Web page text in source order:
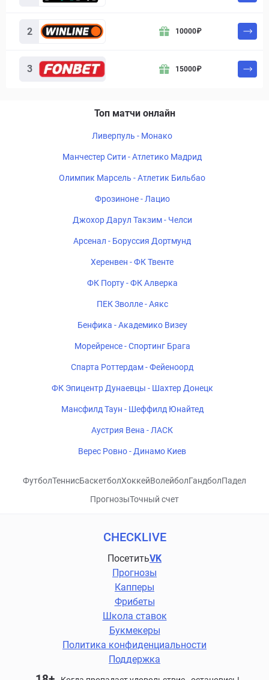
2 10000₽
3 15000₽
Топ матчи онлайн
Ливерпуль - Монако
Манчестер Сити - Атлетико Мадрид
Олимпик Марсель - Атлетик Бильбао
Фрозиноне - Лацио
Джохор Дарул Такзим - Челси
Арсенал - Боруссия Дортмунд
Херенвен - ФК Твенте
ФК Порту - ФК Алверка
ПЕК Зволле - Аякс
Бенфика - Академико Визеу
Морейренсе - Спортинг Брага
Спарта Роттердам - Фейеноорд
ФК Эпицентр Дунаевцы - Шахтер Донецк
Мансфилд Таун - Шеффилд Юнайтед
Аустрия Вена - ЛАСК
Верес Ровно - Динамо Киев
ФутболТеннисБаскетболХоккейВолейболГандболПадел
ПрогнозыТочный счет
CHECKLIVE
ПосетитьVK
Прогнозы
Капперы
Фрибеты
Школа ставок
Букмекеры
Политика конфиденциальности
Поддержка